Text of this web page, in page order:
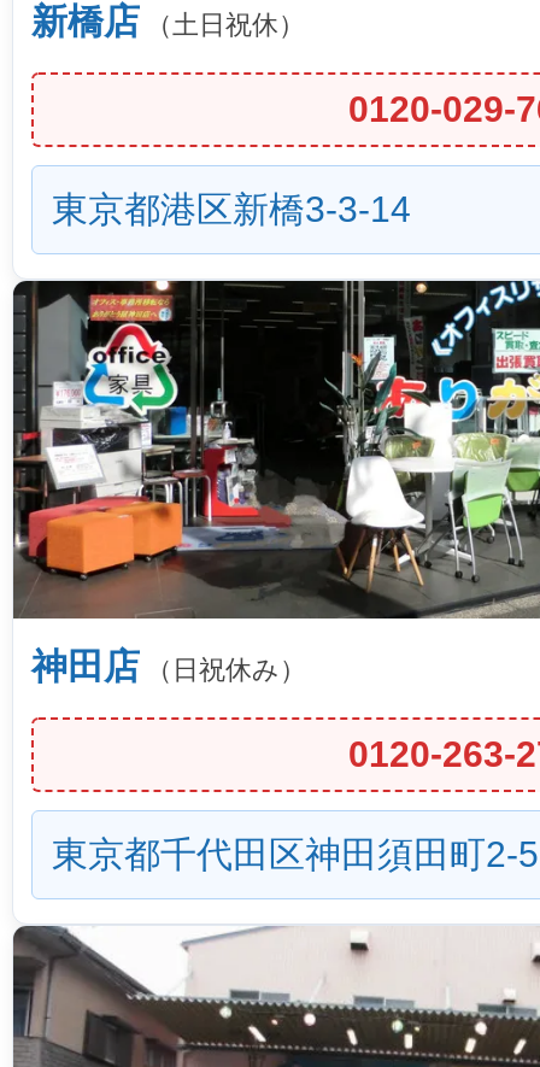
新橋店 （土日祝休）
0120-029-
東京都港区新橋3-3-14
神田店 （日祝休み）
0120-263-
東京都千代田区神田須田町2-